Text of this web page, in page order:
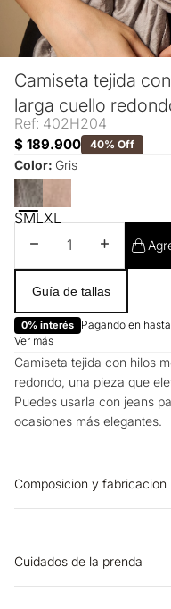
Camiseta tejida
larga cuello
Ref: 402H204
$ 189.900 40% Off
Color: Gris
SML XL
Disminuir cantidadAumentar
Guía de tallas
0% interés Pagando en hasta
Ver más
Camiseta tejida con hilos
redondo, una pieza que
Puedes usarla con jeans
ocasiones más elegantes.
Composicion y fabricacion
Cuidados de la prenda